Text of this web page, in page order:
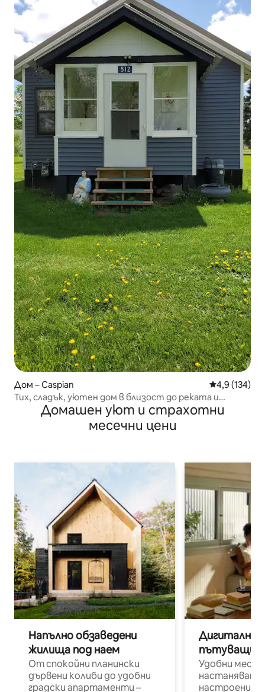
Дом – Caspian Средна
4,9 (134)
Тих, сладък, уютен дом в близост до реката и
пътечките за АТВ
Домашен уют и страхотни
месечни цени
Напълно обзаведени
жилища под наем
От спокойни планински
дървени колиби до удобни
градски апартаменти –
Дигитални
пътуващи
Удобни
настаняване
настроени и